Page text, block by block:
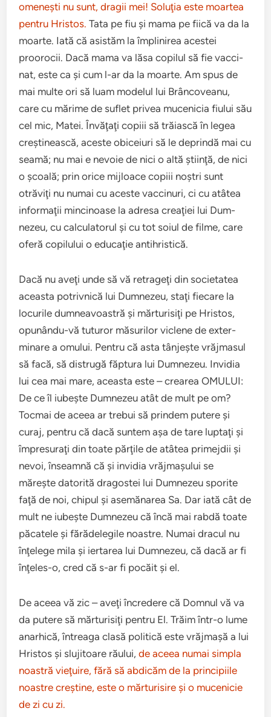
omen­eşti nu sunt, dragii mei! Solu­ţia este moartea
pen­tru Hris­tos. Tata pe fiu şi mama pe fiică va da la
moarte. Iată că asis­tăm la împlinirea aces­tei
proorocii. Dacă mama va lăsa copilul să fie vac­ci­
nat, este ca şi cum l-ar da la moarte. Am spus de
mai multe ori să luam mod­elul lui Brân­cov­eanu,
care cu mărime de suflet privea muceni­cia fiu­lui său
cel mic, Matei. Învăţaţi copiii să tră­iască în legea
creştinească, aceste obi­ceiuri să le deprindă mai cu
seamă; nu mai e nevoie de nici o altă şti­inţă, de nici
o şcoală; prin orice mijloace copiii noş­tri sunt
otrăv­iţi nu numai cu aceste vac­cin­uri, ci cu atâtea
infor­maţii min­ci­noase la adresa cre­aţiei lui Dum­
nezeu, cu cal­cu­la­torul şi cu tot soiul de filme, care
oferă copilu­lui o edu­caţie antihris­tică.
Dacă nu aveţi unde să vă retrageţi din soci­etatea
aceasta potrivnică lui Dum­nezeu, staţi fiecare la
locurile dum­neav­oas­tră şi măr­tur­isiţi pe Hris­tos,
opunându-vă tuturor măsurilor vic­lene de exter­
minare a omu­lui. Pen­tru că asta tân­jeşte vră­j­ma­sul
să facă, să dis­trugă făp­tura lui Dum­nezeu. Invidia
lui cea mai mare, aceasta este – crearea OMULUI:
De ce îl iubeşte Dum­nezeu atât de mult pe om?
Toc­mai de aceea ar tre­bui să prin­dem put­ere şi
curaj, pen­tru că dacă sun­tem aşa de tare lup­taţi şi
împresuraţi din toate păr­ţile de atâtea prime­jdii şi
nevoi, înseamnă că şi invidia vră­j­ma­şu­lui se
măreşte datorită dragostei lui Dum­nezeu sporite
faţă de noi, chipul şi ase­m­ănarea Sa. Dar iată cât de
mult ne iubeşte Dum­nezeu că încă mai rabdă toate
păcatele şi fărădelegile noas­tre. Numai dracul nu
înţelege mila şi iertarea lui Dum­nezeu, că dacă ar fi
înţeles-o, cred că s-ar fi pocăit şi el.
De aceea vă zic – aveţi încredere că Dom­nul vă va
da put­ere să măr­tur­isiţi pen­tru El. Trăim într-o lume
anarhică, întreaga clasă polit­ică este vrăj­maşă a lui
Hris­tos şi slu­ji­toare răului,de aceea numai sim­pla
noas­tră vie­ţuire, fără să abdicăm de la prin­cipi­ile
noas­tre creş­tine, este o măr­tur­isire şi o muceni­cie
de zi cu zi.